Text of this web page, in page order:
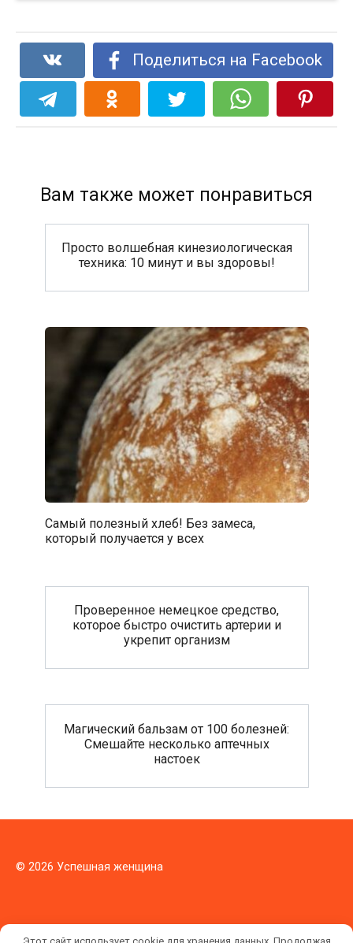
Поделиться на Facebook
Вам также может понравиться
Просто волшебная кинезиологическая
техника: 10 минут и вы здоровы!
Самый полезный хлеб! Без замеса,
который получается у всех
Проверенное немецкое средство,
которое быстро очистить артерии и
укрепит организм
Магический бальзам от 100 болезней:
Смешайте несколько аптечных
настоек
© 2026 Успешная женщина